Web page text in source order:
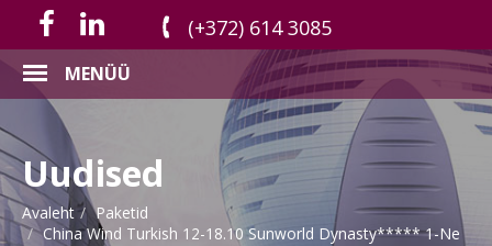
(+372) 614 3085
MENÜÜ
Uudised
Avaleht
Paketid
China Wind Turkish 12-18.10 Sunworld Dynasty***** 1-Ne